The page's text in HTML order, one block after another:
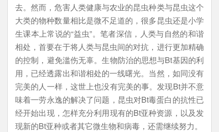
去。然而，危害人类健康与农业的昆虫种类与昆虫这个
大类的物种数量相比是微不足道的，很多昆虫还是小学
生课本上常说的“益虫”。笔者深信，人类与自然的和谐
相处，首要在于将人类与昆虫间的对抗，进行更加精确
的控制，避免滥伤无辜。生物防治的思想与Bt基因的利
用，已经透露出和谐相处的一线曙光。当然，如同没有
完美的人一样，这世上也没有完美的事。发现Bt并不意
味着一劳永逸的解决了问题，昆虫对Bt毒蛋白的抗性已
经开始出现，怎样充分利用现有的Bt亚种资源，以及发
现新的Bt亚种或者其它微生物和病毒，还需继续努力。